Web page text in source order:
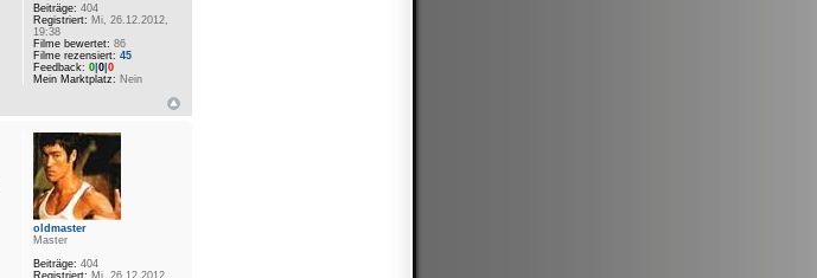
Beiträge: 404
Registriert: Mi, 26.12.2012,
19:38
Filme bewertet: 86
Filme rezensiert: 45
Feedback: 0 0 0
Mein Marktplatz: Nein
oldmaster
Master
Beiträge: 404
Registriert: Mi, 26.12.2012,